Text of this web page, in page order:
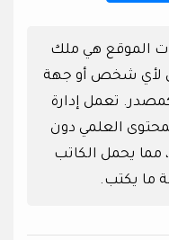
الموقع هي ملك
لأي شخص أو جهة
تعمل إدارة
العلمي دون
مما يحمل الكاتب
ما يكتب.